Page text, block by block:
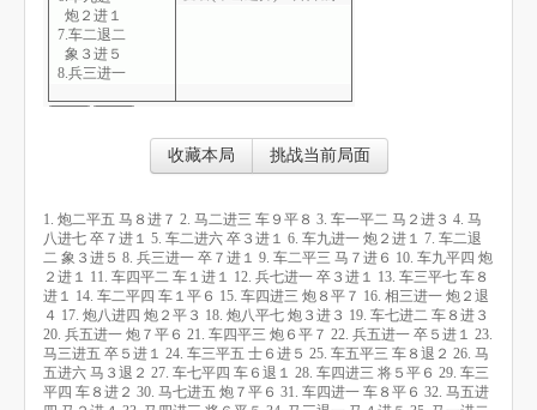
炮２进１
7.车二退二
象３进５
8.兵三进一
9.车二平三
12.兵七进一
卒３进１
13.车三平七
车８进１
14.车二平四
车１平６
15.车四进三
炮８平７
16.相三进一
炮２退４
收藏本局 挑战当前局面
1. 炮二平五 马８进７ 2. 马二进三 车９平８ 3. 车一平二 马２进３ 4. 马
八进七 卒７进１ 5. 车二进六 卒３进１ 6. 车九进一 炮２进１ 7. 车二退
二 象３进５ 8. 兵三进一 卒７进１ 9. 车二平三 马７进６ 10. 车九平四 炮
２进１ 11. 车四平二 车１进１ 12. 兵七进一 卒３进１ 13. 车三平七 车８
进１ 14. 车二平四 车１平６ 15. 车四进三 炮８平７ 16. 相三进一 炮２退
４ 17. 炮八进四 炮２平３ 18. 炮八平七 炮３进３ 19. 车七进二 车８进３
20. 兵五进一 炮７平６ 21. 车四平三 炮６平７ 22. 兵五进一 卒５进１ 23.
马三进五 卒５进１ 24. 车三平五 士６进５ 25. 车五平三 车８退２ 26. 马
五进六 马３退２ 27. 车七平四 车６退１ 28. 车四进三 将５平６ 29. 车三
平四 车８进２ 30. 马七进五 炮７平６ 31. 车四进一 车８平６ 32. 马五进